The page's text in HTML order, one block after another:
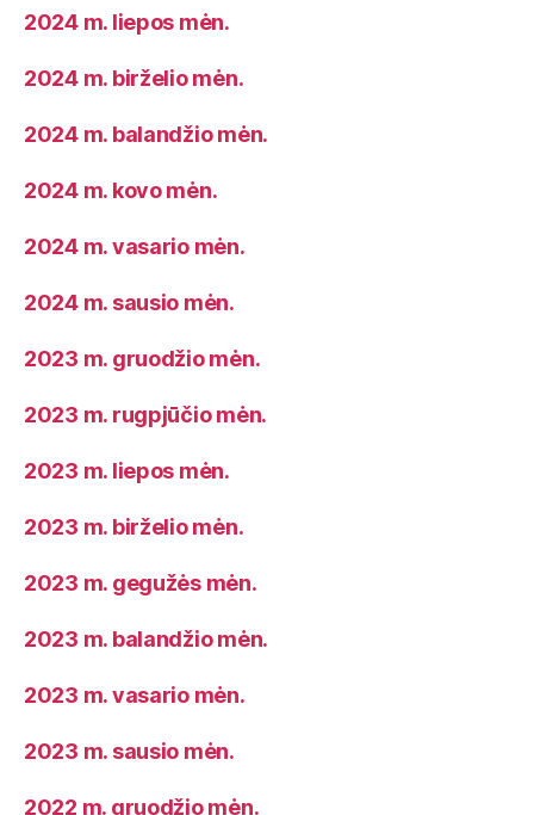
2024 m. liepos mėn.
2024 m. birželio mėn.
2024 m. balandžio mėn.
2024 m. kovo mėn.
2024 m. vasario mėn.
2024 m. sausio mėn.
2023 m. gruodžio mėn.
2023 m. rugpjūčio mėn.
2023 m. liepos mėn.
2023 m. birželio mėn.
2023 m. gegužės mėn.
2023 m. balandžio mėn.
2023 m. vasario mėn.
2023 m. sausio mėn.
2022 m. gruodžio mėn.